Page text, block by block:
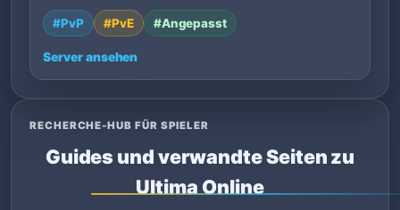
#PvP #PvE #Angepasst
Server ansehen
RECHERCHE-HUB FÜR SPIELER
Guides und verwandte Seiten zu
Ultima Online